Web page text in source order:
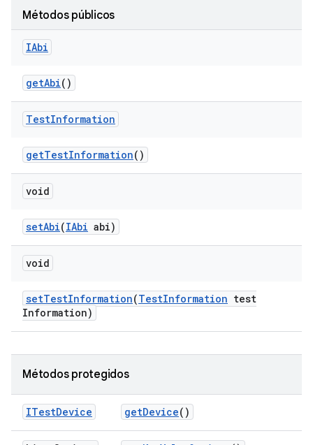
Métodos públicos
IAbi
getAbi()
TestInformation
getTestInformation()
void
setAbi(IAbi abi)
void
setTestInformation(TestInformation test
Information)
Métodos protegidos
ITestDevice getDevice()